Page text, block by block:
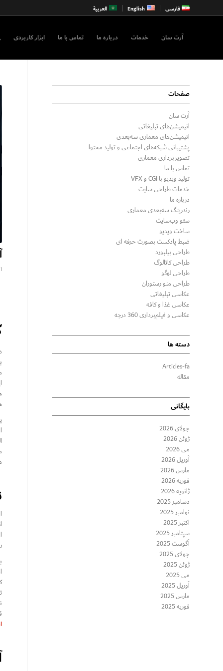
فارسی English العربية
آرت سان خدمات درباره ما تماس با ما ابزار کاربردی
صفحات
آرت سان
انیمیشن‌های تبلیغاتی
انیمیشن‌های معماری سه‌بعدی
پشتیبانی شبکه‌های اجتماعی و تولید محتوا
تصویربرداری معماری
تماس با ما
تولید ویدیو با CGI و VFX
خدمات طراحی سایت
درباره ما
رندرینگ سه‌بعدی معماری
سئو وب‌سایت
ساخت ویدیو
ضبط پادکست بصورت حرفه ای
طراحی بیلبورد
طراحی کاتالوگ
طراحی لوگو
طراحی منو رستوران
عکاسی تبلیغاتی
عکاسی غذا و کافه
عکاسی و فیلم‌برداری 360 درجه
دسته ها
Articles-fa
مقاله
بایگانی
جولای 2026
ژوئن 2026
می 2026
آوریل 2026
مارس 2026
فوریه 2026
ژانویه 2026
دسامبر 2025
نوامبر 2025
اکتبر 2025
سپتامبر 2025
آگوست 2025
جولای 2025
ژوئن 2025
می 2025
آوریل 2025
مارس 2025
فوریه 2025